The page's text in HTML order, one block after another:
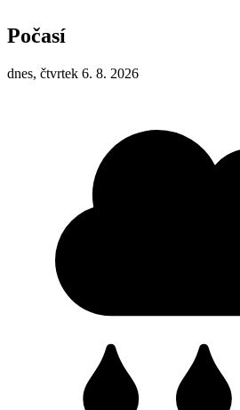
Počasí
dnes, čtvrtek 6. 8. 2026